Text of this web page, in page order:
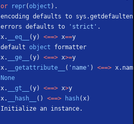
or repr(object ).
encoding defaults to
errors defaults to
'strict' .
x.
__eq__ (y) <==> x==y
default object formatter
x.
__ge__ (y) <==> x>=y
x.
__getattribute__ ( 'name' ) <==>
None
x.
__gt__ (y) <==> x>y
x.
__hash__ () <==> hash (x)
Initialize an instance.